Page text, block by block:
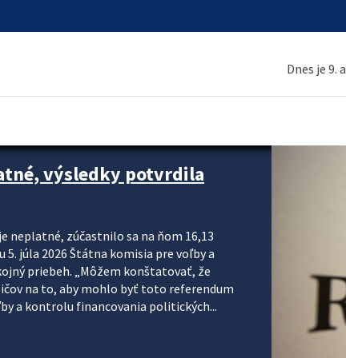
Dnes je 9.
výsledky potvrdila
neplatné, zúčastnilo sa na ňom 16,13
júla 2026 Štátna komisia pre voľby a
priebeh. „Môžem konštatovať, že
na to, aby mohlo byť toto referendum
a kontrolu financovania politických...